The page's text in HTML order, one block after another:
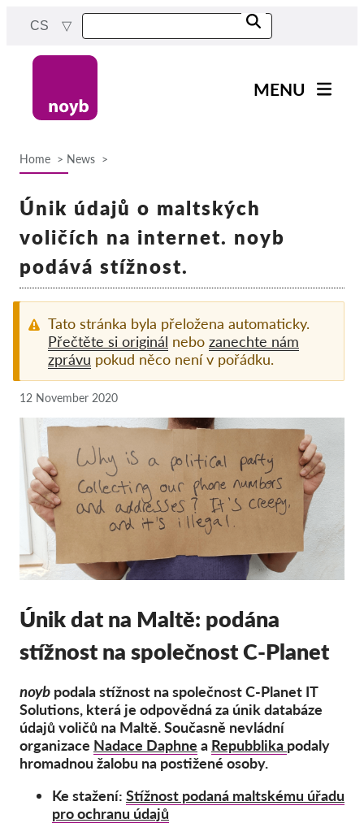
content
CS
MENU
orgánů
Rozhodnutí pro jednotlivé
Exercise your rights!
Pordporte nás!
Členství
Příspěvky
Sponzorství
Daňová uznatelnost
Přihlášení člena
O nás
Tým
Výroční zprávy
Kariéra
Hromadná žaloba
OnionShare
Kontakt
Home News
Únik údajů o maltských
voličích na internet. noyb
podává stížnost.
Tato stránka byla přeložena automaticky.
Přečtěte si originál nebo zanechte nám
zprávu pokud něco není v pořádku.
12 November 2020
Únik dat na Maltě: podána
stížnost na společnost C-Planet
noyb podala stížnost na společnost C-Planet IT
Solutions, která je odpovědná za únik databáze
údajů voličů na Maltě. Současně nevládní
organizace Nadace Daphne a Repubblika podaly
hromadnou žalobu na postižené osoby.
Ke stažení: Stížnost podaná maltskému úřadu
pro ochranu údajů